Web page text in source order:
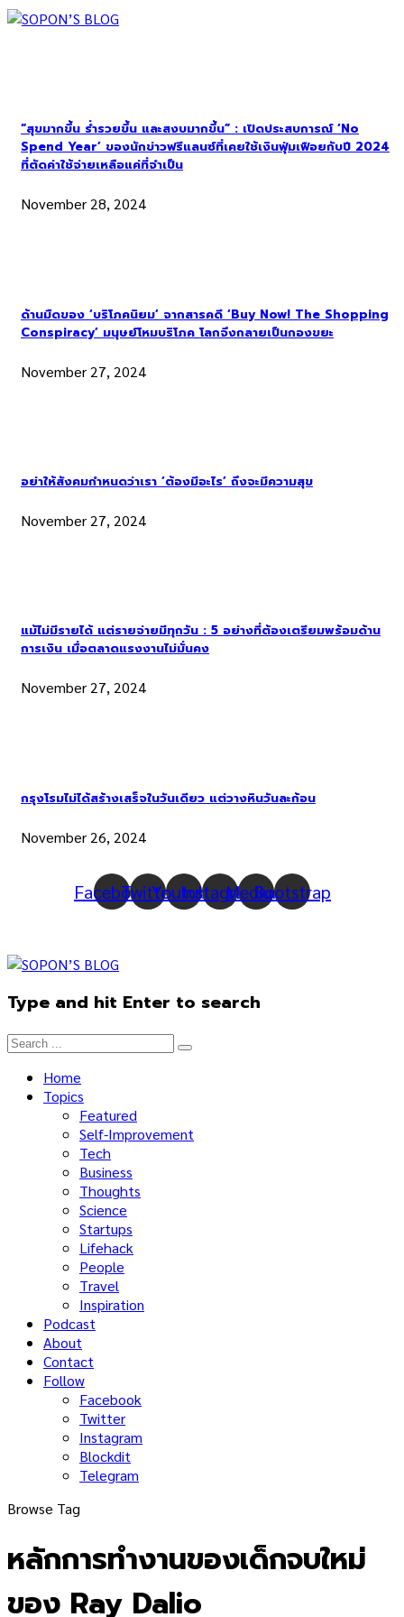
“สุขมากขึ้น ร่ำรวยขึ้น และสงบมากขึ้น” : เปิดประสบการณ์ ‘No
Spend Year’ ของนักข่าวฟรีแลนซ์ที่เคยใช้เงินฟุ่มเฟือยกับปี 2024
ที่ตัดค่าใช้จ่ายเหลือแค่ที่จำเป็น
November 28, 2024
ด้านมืดของ ‘บริโภคนิยม’ จากสารคดี ‘Buy Now! The Shopping
Conspiracy’ มนุษย์โหมบริโภค โลกจึงกลายเป็นกองขยะ
November 27, 2024
อย่าให้สังคมกำหนดว่าเรา ‘ต้องมีอะไร’ ถึงจะมีความสุข
November 27, 2024
แม้ไม่มีรายได้ แต่รายจ่ายมีทุกวัน : 5 อย่างที่ต้องเตรียมพร้อมด้าน
การเงิน เมื่อตลาดแรงงานไม่มั่นคง
November 27, 2024
กรุงโรมไม่ได้สร้างเสร็จในวันเดียว แต่วางหินวันละก้อน
November 26, 2024
FacebookTwitterYoutubeInstagram
Medium
Bootstrap
Type and hit Enter to search
Home
Topics
Featured
Self-Improvement
Tech
Business
Thoughts
Science
Startups
Lifehack
People
Travel
Inspiration
Podcast
About
Contact
Follow
Facebook
Twitter
Instagram
Blockdit
Telegram
Browse Tag
หลักการทำงานของเด็กจบใหม่
ของ Ray Dalio